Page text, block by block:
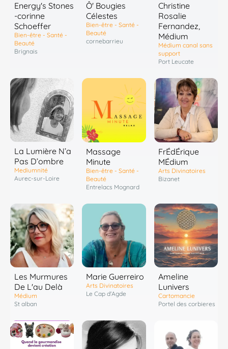
Energy's Stones
-corinne
Schoeffer
Bien-être - Santé -
Beauté
Brignais
Ô' Bougies
Célestes
Bien-être - Santé -
Beauté
cornebarrieu
Christine
Rosalie
Fernandez,
Médium
Médium canal sans
support
Port Leucate
La Lumière N’a
Pas D’ombre
Mediumnité
Aurec-sur-Loire
Massage
Minute
Bien-être - Santé -
Beauté
Entrelacs Mognard
FrÉdÉrique
MÉdium
Arts Divinatoires
Bizanet
Les Murmures
De L'au Delà
Médium
St alban
Marie Guerreiro
Arts Divinatoires
Le Cap d'Agde
Ameline
Lunivers
Cartomancie
Portel des corbieres